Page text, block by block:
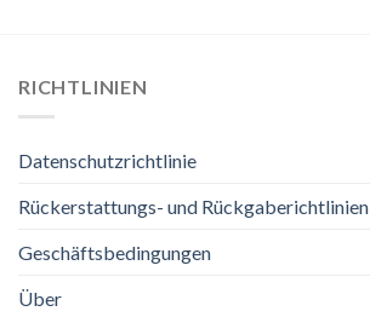
RICHTLINIEN
Datenschutzrichtlinie
Rückerstattungs- und Rückgaberichtlinien
Geschäftsbedingungen
Über